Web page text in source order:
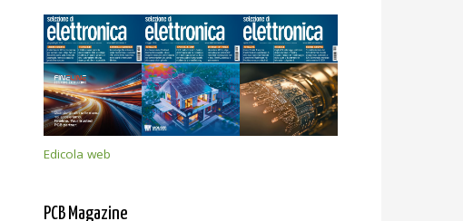
Edicola web
PCB Magazine